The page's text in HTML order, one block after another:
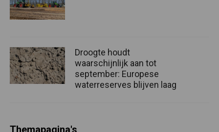
Droogte houdt
waarschijnlijk aan tot
september: Europese
waterreserves blijven laag
Themapagina's